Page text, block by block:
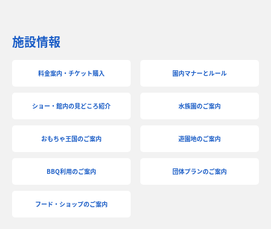
施設情報
料金案内・チケット購入 園内マナーとルール
ショー・館内の見どころ紹介 水族園のご案内
おもちゃ王国のご案内 遊園地のご案内
BBQ利用のご案内 団体プランのご案内
フード・ショップのご案内